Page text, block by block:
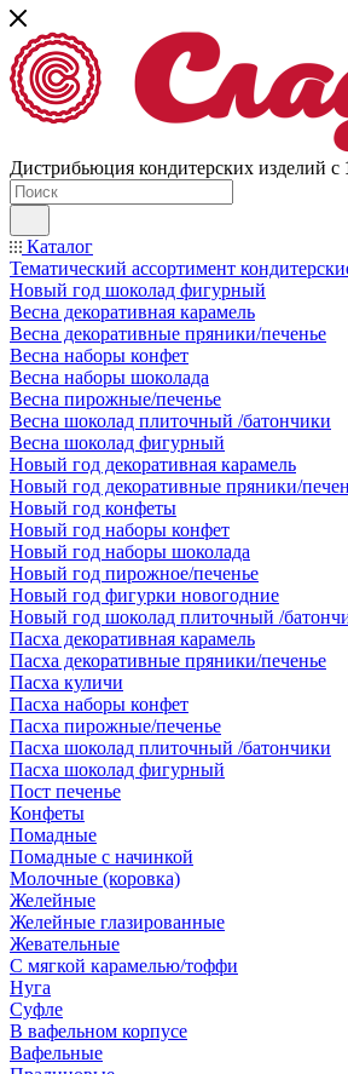
Дистрибьюция кондитерских изделий с
Каталог
Тематический ассортимент
Новый год шоколад фигурный
Весна декоративная карамель
Весна декоративные пряники/печенье
Весна наборы конфет
Весна наборы шоколада
Весна пирожные/печенье
Весна шоколад плиточный /батончики
Весна шоколад фигурный
Новый год декоративная карамель
Новый год декоративные пряники/
Новый год конфеты
Новый год наборы конфет
Новый год наборы шоколада
Новый год пирожное/печенье
Новый год фигурки новогодние
Новый год шоколад плиточный /
Пасха декоративная карамель
Пасха декоративные пряники/печенье
Пасха куличи
Пасха наборы конфет
Пасха пирожные/печенье
Пасха шоколад плиточный /батончики
Пасха шоколад фигурный
Пост печенье
Конфеты
Помадные
Помадные с начинкой
Молочные (коровка)
Желейные
Желейные глазированные
Жевательные
С мягкой карамелью/тоффи
Нуга
Суфле
В вафельном корпусе
Вафельные